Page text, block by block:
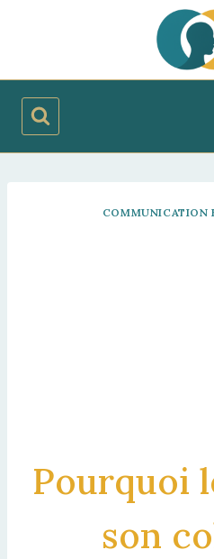
COMMUNICATION
Pourquoi
son